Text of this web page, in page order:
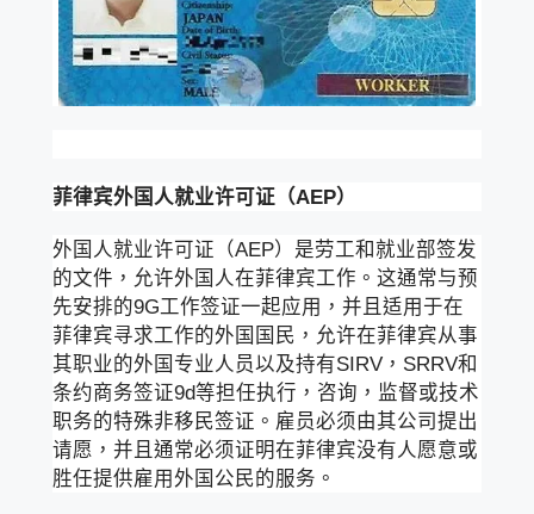
菲律宾外国人就业许可证（AEP）
外国人就业许可证（AEP）是劳工和就业部签发
的文件，允许外国人在菲律宾工作。这通常与预
先安排的9G工作签证一起应用，并且适用于在
菲律宾寻求工作的外国国民，允许在菲律宾从事
其职业的外国专业人员以及持有SIRV，SRRV和
条约商务签证9d等担任执行，咨询，监督或技术
职务的特殊非移民签证。雇员必须由其公司提出
请愿，并且通常必须证明在菲律宾没有人愿意或
胜任提供雇用外国公民的服务。